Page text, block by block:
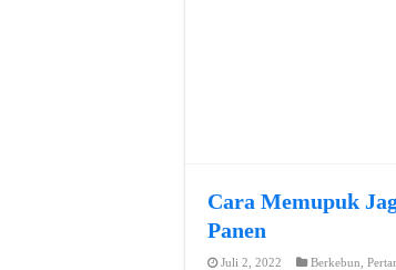
Cara Memupuk
Panen
Juli 2, 2022 Berkebun